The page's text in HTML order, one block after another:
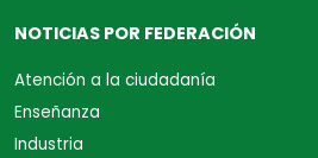
NOTICIAS POR FEDERACIÓN
Atención a la ciudadanía
Enseñanza
Industria